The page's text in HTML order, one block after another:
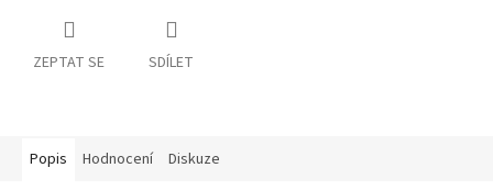
ZEPTAT SE SDÍLET
Popis Hodnocení Diskuze